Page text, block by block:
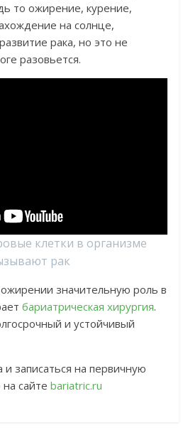
то ожирение, курение,
на солнце,
рака, но это не
разовьется.
клетки в организме
рак
значительную роль в
бариатрическая хирургия.
и устойчивый
записаться на первичную
на сайтеbariatric.ru